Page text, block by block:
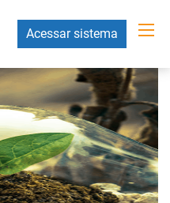
Acessar sistema